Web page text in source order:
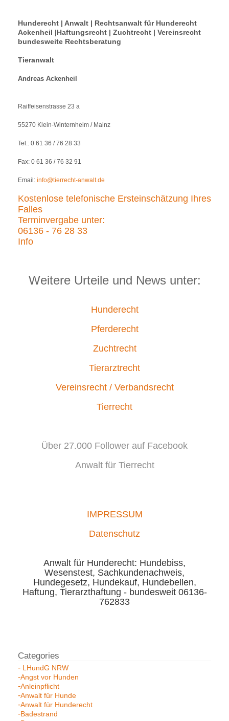
Hunderecht | Anwalt | Rechtsanwalt für Hunderecht
Ackenheil |Haftungsrecht | Zuchtrecht | Vereinsrecht
bundesweite Rechtsberatung
Tieranwalt
Andreas Ackenheil
Raiffeisenstrasse 23 a
55270 Klein-Winternheim / Mainz
Tel.: 0 61 36 / 76 28 33
Fax: 0 61 36 / 76 32 91
Email: info@tierrecht-anwalt.de
Kostenlose telefonische Ersteinschätzung Ihres
Falles
Terminvergabe unter:
06136 - 76 28 33
Info
Weitere Urteile und News unter:
Hunderecht
Pferderecht
Zuchtrecht
Tierarztrecht
Vereinsrecht / Verbandsrecht
Tierrecht
Über 27.000 Follower auf Facebook
Anwalt für Tierrecht
IMPRESSUM
Datenschutz
Anwalt für Hunderecht: Hundebiss,
Wesenstest, Sachkundenachweis,
Hundegesetz, Hundekauf, Hundebellen,
Haftung, Tierarzthaftung - bundesweit 06136-
762833
LHundG NRW
Angst vor Hunden
Anleinpflicht
Anwalt für Hunde
Anwalt für Hunderecht
Badestrand